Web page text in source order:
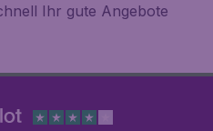
Ihr gute Angebote